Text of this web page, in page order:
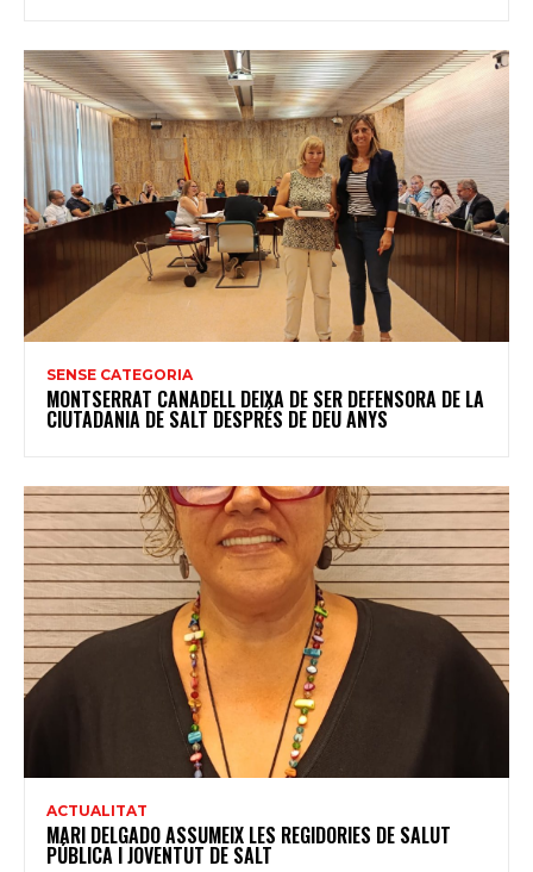
SENSE CATEGORIA
MONTSERRAT CANADELL DEIXA DE SER DEFENSORA DE LA
CIUTADANIA DE SALT DESPRÉS DE DEU ANYS
ACTUALITAT
MARI DELGADO ASSUMEIX LES REGIDORIES DE SALUT
PÚBLICA I JOVENTUT DE SALT